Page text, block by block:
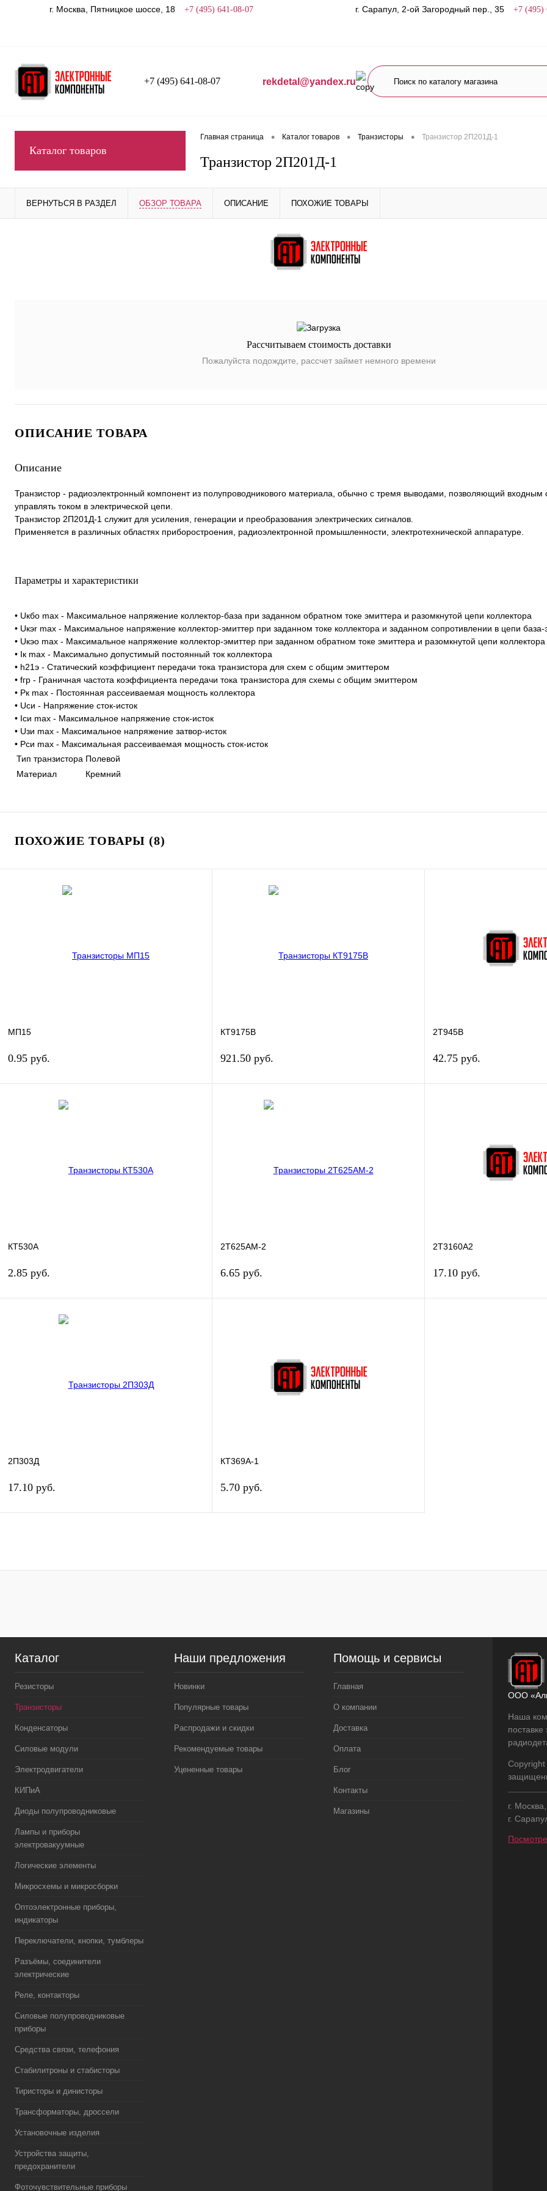
г. Москва, Пятницкое шоссе, 18 +7 (495) 641-08-07 г. Сарапул, 2-ой Загородный пер., 35 +7 (495)
+7 (495) 641-08-07 rekdetal@yandex.ru
Каталог товаров
Главная страница • Каталог товаров • Транзисторы • Транзистор 2П201Д-1
Транзистор 2П201Д-1
ВЕРНУТЬСЯ В РАЗДЕЛ ОБЗОР ТОВАРА ОПИСАНИЕ ПОХОЖИЕ ТОВАРЫ
Рассчитываем стоимость доставки
Пожалуйста подождите, рассчет займет немного времени
ОПИСАНИЕ ТОВАРА
Описание
Транзистор - радиоэлектронный компонент из полупроводникового материала, обычно с тремя выводами, позволяющий входным
управлять током в электрической цепи.
Транзистор 2П201Д-1 служит для усиления, генерации и преобразования электрических сигналов.
Применяется в различных областях приборостроения, радиоэлектронной промышленности, электротехнической аппаратуре.
Параметры и характеристики
• Uкбо max - Максимальное напряжение коллектор-база при заданном обратном токе эмиттера и разомкнутой цепи коллектора
• Uкэr max - Максимальное напряжение коллектор-эмиттер при заданном токе коллектора и заданном сопротивлении в цепи база-
• Uкэо max - Максимальное напряжение коллектор-эмиттер при заданном обратном токе эмиттера и разомкнутой цепи коллектора
• Iк max - Максимально допустимый постоянный ток коллектора
• h21э - Статический коэффициент передачи тока транзистора для схем с общим эмиттером
• fгр - Граничная частота коэффициента передачи тока транзистора для схемы с общим эмиттером
• Рк max - Постоянная рассеиваемая мощность коллектора
• Uси - Напряжение сток-исток
• Iси max - Максимальное напряжение сток-исток
• Uзи max - Максимальное напряжение затвор-исток
• Pси max - Максимальная рассеиваемая мощность сток-исток
Тип транзистора Полевой
Материал
Кремний
ПОХОЖИЕ ТОВАРЫ (8)
МП15
0.95 руб.
наличии
КТ9175В
921.50 руб.
наличии
2Т945В
42.75 руб.
КТ530А
2.85 руб.
наличии
2Т625АМ-2
6.65 руб.
наличии
2Т3160А2
17.10 руб.
2П303Д
17.10 руб.
Купить в 1 клик Сравнение
КТ369А-1
5.70 руб.
Купить в 1 клик Сравнение
Каталог
Резисторы
Транзисторы
Конденсаторы
Силовые модули
Электродвигатели
КИПиА
Диоды полупроводниковые
Лампы и приборы
электровакуумные
Логические элементы
Микросхемы и микросборки
Оптоэлектронные приборы,
индикаторы
Переключатели, кнопки, тумблеры
Разъёмы, соединители
электрические
Реле, контакторы
Силовые полупроводниковые
приборы
Средства связи, телефония
Стабилитроны и стабисторы
Тиристоры и динисторы
Трансформаторы, дроссели
Установочные изделия
Устройства защиты,
предохранители
Фоточувствительные приборы
Наши предложения
Новинки
Популярные товары
Распродажи и скидки
Рекомендуемые товары
Уцененные товары
Помощь и сервисы
Главная
О компании
Доставка
Оплата
Блог
Контакты
Магазины
ООО
Наша
г.
г.